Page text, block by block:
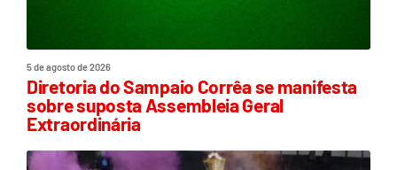
5 de agosto de 2026
Diretoria do Sampaio Corrêa se manifesta
sobre suposta Assembleia Geral
Extraordinária